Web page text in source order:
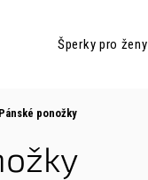
Šperky pro ženy
Pánské ponožky